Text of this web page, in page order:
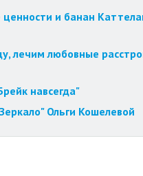
и банан
лечим любовные
навсегда"
Ольги Кошелевой